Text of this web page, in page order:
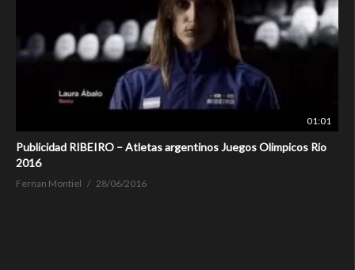
01:01
Publicidad RIBEIRO – Atletas argentinos Juegos Olimpicos Rio
2016
Fernan Montiel 28/06/2016